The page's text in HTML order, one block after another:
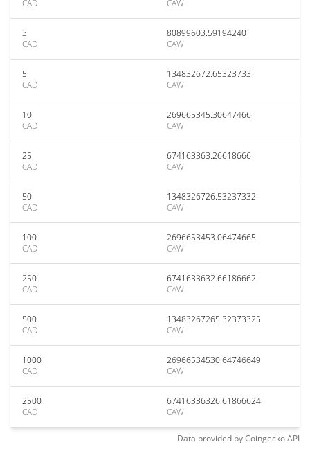
CAD
CAW
3
CAD
80899603.59194240
CAW
5
CAD
134832672.65323733
CAW
10
CAD
269665345.30647466
CAW
25
CAD
674163363.26618666
CAW
50
CAD
1348326726.53237332
CAW
100
CAD
2696653453.06474665
CAW
250
CAD
6741633632.66186662
CAW
500
CAD
13483267265.32373325
CAW
1000
CAD
26966534530.64746649
CAW
2500
CAD
67416336326.61866624
CAW
Data provided byCoingeckoAPI